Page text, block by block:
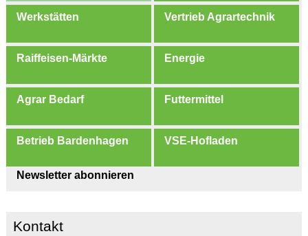
Werkstätten Vertrieb Agrartechnik
Raiffeisen-Märkte Energie
Agrar Bedarf Futtermittel
Betrieb Bardenhagen VSE-Hofladen
Newsletter abonnieren
Kontakt